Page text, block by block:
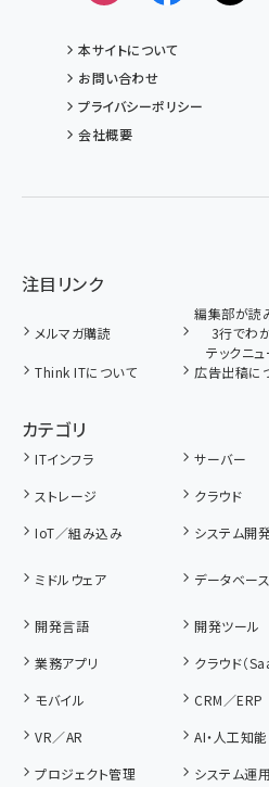
本サイトについて
お問い合わせ
プライバシーポリシー
会社概要
注目リンク
メルマガ購読
編集部が読
3行でわ
テックニュ
Think ITについて 広告出稿に
カテゴリ
ITインフラ サーバー
ストレージ
クラウド
IoT／組み込み
システム開
ミドルウェア データベース
開発言語
開発ツール
業務アプリ
クラウド（
モバイル
CRM／ERP
VR／AR
AI・人工知能
プロジェクト管理
システム運用